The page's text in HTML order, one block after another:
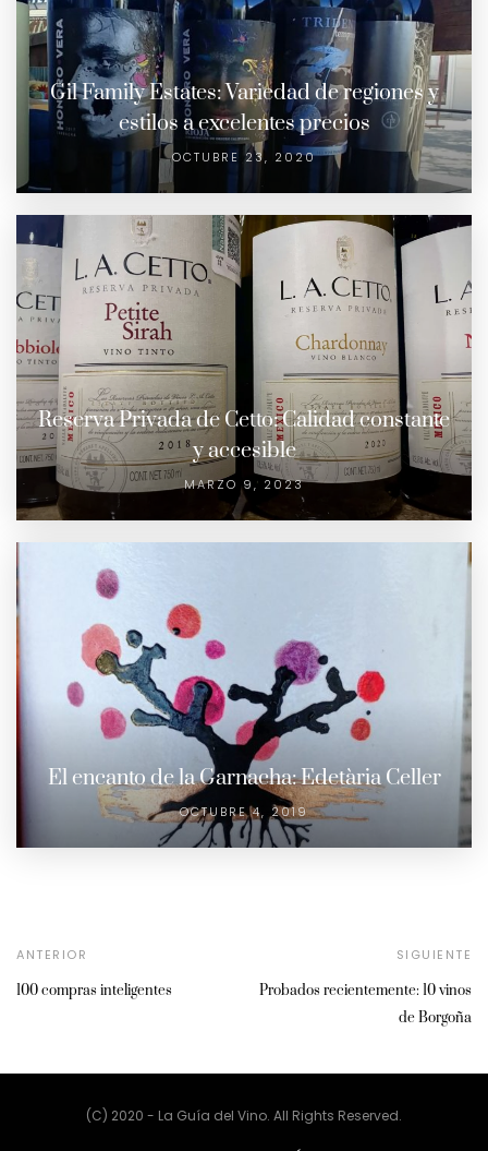
Gil Family Estates: Variedad de regiones y
estilos a excelentes precios
OCTUBRE 23, 2020
Reserva Privada de Cetto: Calidad constante
y accesible
MARZO 9, 2023
El encanto de la Garnacha: Edetària Celler
OCTUBRE 4, 2019
ANTERIOR
100 compras inteligentes
SIGUIENTE
Probados recientemente: 10 vinos
de Borgoña
(C) 2020 - La Guía del Vino. All Rights Reserved.